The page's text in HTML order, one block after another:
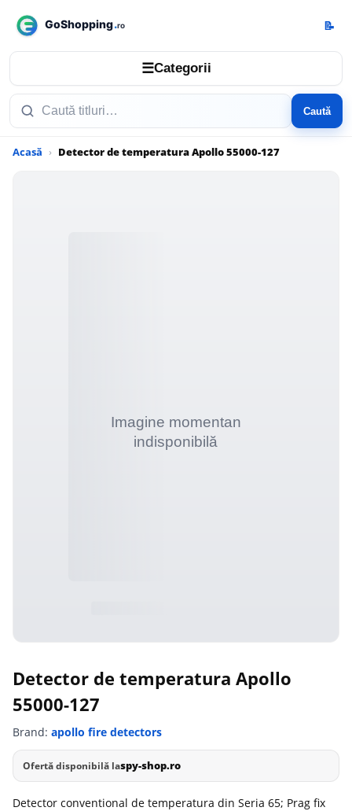
☰Categorii
Caută
📝
Acasă Detector de temperatura Apollo 55000-127
Detector de temperatura Apollo
55000-127
Brand: apollo fire detectors
Ofertă disponibilă laspy-shop.ro
Detector conventional de temperatura din Seria 65; Prag fix